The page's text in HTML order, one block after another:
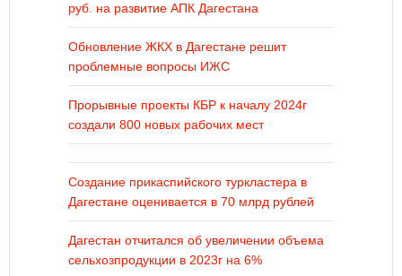
руб. на развитие АПК Дагестана
Обновление ЖКХ в Дагестане решит
проблемные вопросы ИЖС
Прорывные проекты КБР к началу 2024г
создали 800 новых рабочих мест
Создание прикаспийского туркластера в
Дагестане оценивается в 70 млрд рублей
Дагестан отчитался об увеличении объема
сельхозпродукции в 2023г на 6%